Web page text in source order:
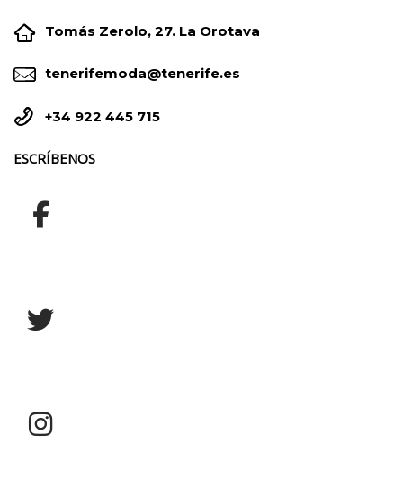

 Tomás Zerolo, 27. La Orotava

 tenerifemoda@tenerife.es

 +34 922 445 715
ESCRÍBENOS